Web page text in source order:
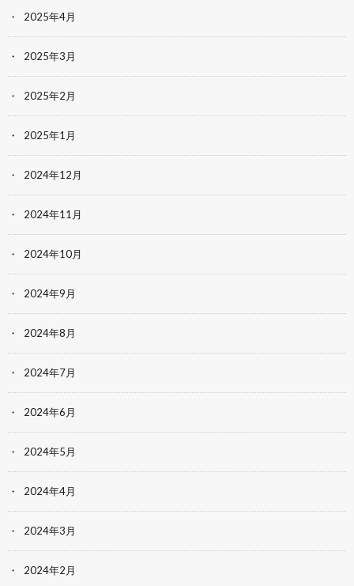
2025年4月
2025年3月
2025年2月
2025年1月
2024年12月
2024年11月
2024年10月
2024年9月
2024年8月
2024年7月
2024年6月
2024年5月
2024年4月
2024年3月
2024年2月